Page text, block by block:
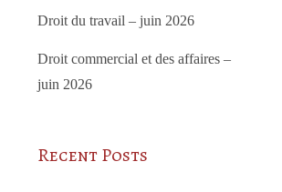
Droit du travail – juin 2026
Droit commercial et des affaires –
juin 2026
Recent Posts